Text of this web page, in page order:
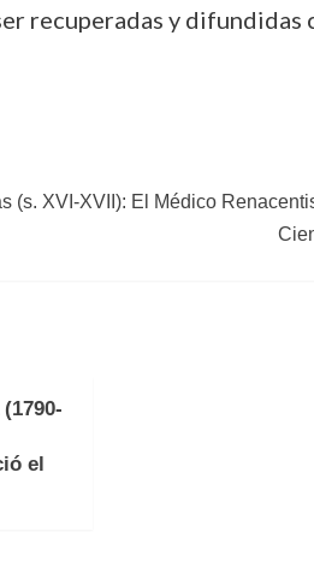
recuperadas y difundidas
(s. XVI-XVII): El Médico
el